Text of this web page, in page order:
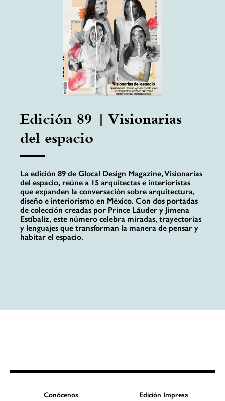
Edición 89 | Visionarias
del espacio
La edición 89 de Glocal Design Magazine, Visionarias
del espacio, reúne a 15 arquitectas e interioristas
que expanden la conversación sobre arquitectura,
diseño e interiorismo en México. Con dos portadas
de colección creadas por Prince Láuder y Jimena
Estíbaliz, este número celebra miradas, trayectorias
y lenguajes que transforman la manera de pensar y
habitar el espacio.
Conócenos Edición Impresa